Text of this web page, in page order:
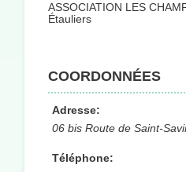
ASSOCIATION LES
Étauliers
COORDONNÉES
Adresse:
06 bis Route de Saint-
Téléphone: